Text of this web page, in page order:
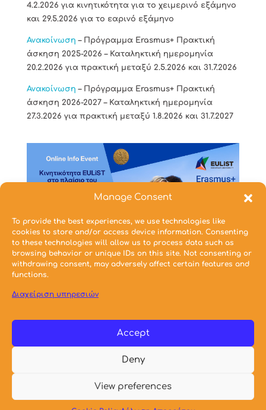
Manage Consent
To provide the best experiences, we use technologies like
cookies to store and/or access device information. Consenting
to these technologies will allow us to process data such as
browsing behavior or unique IDs on this site. Not consenting or
withdrawing consent, may adversely affect certain features and
functions.
Διαχείριση υπηρεσιών
Accept
Deny
View preferences
4.2.2026 για κινητικότητα για το χειμερινό εξάμηνο
και 29.5.2026 για το εαρινό εξάμηνο
Ανακοίνωση – Πρόγραμμα Erasmus+ Πρακτική
άσκηση 2025-2026 – Καταληκτική ημερομηνία
20.2.2026 για πρακτική μεταξύ 2.5.2026 και 31.7.2026
Ανακοίνωση – Πρόγραμμα Erasmus+ Πρακτική
άσκηση 2026-2027 – Καταληκτική ημερομηνία
27.3.2026 για πρακτική μεταξύ 1.8.2026 και 31.7.2027
Συνημμένα Αρχεία
Δεν υπάρχουν συνημμένα σε αυτή την Ανακοίνωση